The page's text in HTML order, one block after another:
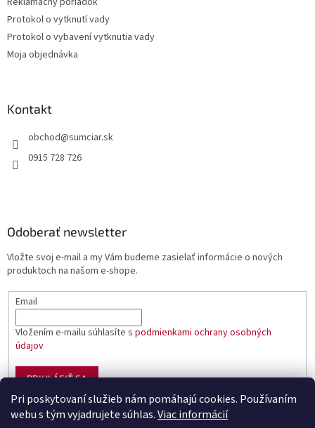
Pri poskytovaní služieb nám pomáhajú cookies. Používaním
webu s tým vyjadrujete súhlas.Viac informácií
Protokol o vytknutí vady
Protokol o vybavení vytknutia vady
Moja objednávka
Kontakt
obchod@sumciar.sk
0915 728 726
Odoberať newsletter
Vložte svoj e-mail a my Vám budeme zasielať informácie o nových
produktoch na našom e-shope.
Email
Vložením e-mailu súhlasíte s podmienkami ochrany osobných
údajov
PRIHLÁSIŤ SA